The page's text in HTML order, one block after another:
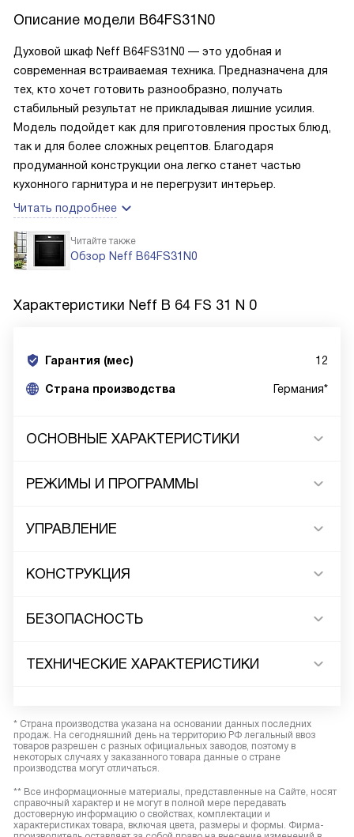
Описание модели B64FS31N0
Духовой шкаф Neff B64FS31N0 — это удобная и
современная встраиваемая техника. Предназначена для
тех, кто хочет готовить разнообразно, получать
стабильный результат не прикладывая лишние усилия.
Модель подойдет как для приготовления простых блюд,
так и для более сложных рецептов. Благодаря
продуманной конструкции она легко станет частью
кухонного гарнитура и не перегрузит интерьер.
Читать подробнее
Читайте также
Обзор Neff B64FS31N0
Характеристики Neff B 64 FS 31 N 0
Гарантия (мес) 12
Страна производства Германия*
ОСНОВНЫЕ ХАРАКТЕРИСТИКИ
РЕЖИМЫ И ПРОГРАММЫ
УПРАВЛЕНИЕ
КОНСТРУКЦИЯ
БЕЗОПАСНОСТЬ
ТЕХНИЧЕСКИЕ ХАРАКТЕРИСТИКИ
* Страна производства указана на основании данных последних
продаж. На сегодняшний день на территорию РФ легальный ввоз
товаров разрешен с разных официальных заводов, поэтому в
некоторых случаях у заказанного товара данные о стране
производства могут отличаться.
** Все информационные материалы, представленные на Сайте, носят
справочный характер и не могут в полной мере передавать
достоверную информацию о свойствах, комплектации и
характеристиках товара, включая цвета, размеры и формы. Фирма-